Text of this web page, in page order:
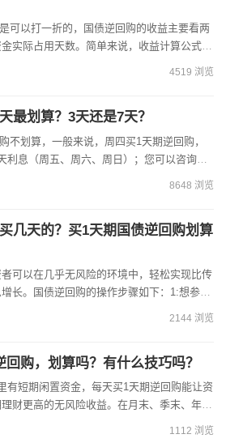
实际占用天数。简单来说，收益计算公式
实际占款天数。我司佣金低、通...
4519 浏览
最划算？3天还是7天？
利息（周五、周六、周日）；您可以咨询客
以点击联系我，！开户！资金量大！我...
8648 浏览
几天的？买1天期国债逆回购划算
可以在几乎无风险的环境中，轻松实现比传
长。国债逆回购的操作步骤如下：1:想参与
证券账户，并确保激活逆回购交...
2144 浏览
购，划算吗？有什么技巧吗？
有短期闲置资金，每天买1天期逆回购能让资
财更高的无风险收益。在月末、季末、年末
紧张，1天期逆回购的收益率会...
1112 浏览